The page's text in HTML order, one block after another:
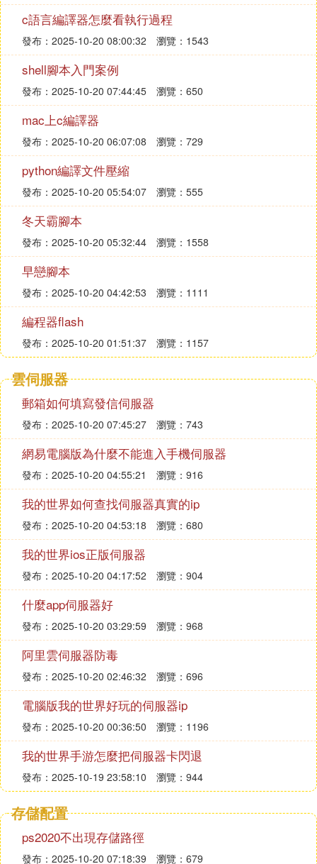
c語言編譯器怎麼看執行過程
發布：2025-10-20 08:00:32 瀏覽：1543
shell腳本入門案例
發布：2025-10-20 07:44:45 瀏覽：650
mac上c編譯器
發布：2025-10-20 06:07:08 瀏覽：729
python編譯文件壓縮
發布：2025-10-20 05:54:07 瀏覽：555
冬天霸腳本
發布：2025-10-20 05:32:44 瀏覽：1558
早戀腳本
發布：2025-10-20 04:42:53 瀏覽：1111
編程器flash
發布：2025-10-20 01:51:37 瀏覽：1157
雲伺服器
郵箱如何填寫發信伺服器
發布：2025-10-20 07:45:27 瀏覽：743
網易電腦版為什麼不能進入手機伺服器
發布：2025-10-20 04:55:21 瀏覽：916
我的世界如何查找伺服器真實的ip
發布：2025-10-20 04:53:18 瀏覽：680
我的世界ios正版伺服器
發布：2025-10-20 04:17:52 瀏覽：904
什麼app伺服器好
發布：2025-10-20 03:29:59 瀏覽：968
阿里雲伺服器防毒
發布：2025-10-20 02:46:32 瀏覽：696
電腦版我的世界好玩的伺服器ip
發布：2025-10-20 00:36:50 瀏覽：1196
我的世界手游怎麼把伺服器卡閃退
發布：2025-10-19 23:58:10 瀏覽：944
存儲配置
ps2020不出現存儲路徑
發布：2025-10-20 07:18:39 瀏覽：679